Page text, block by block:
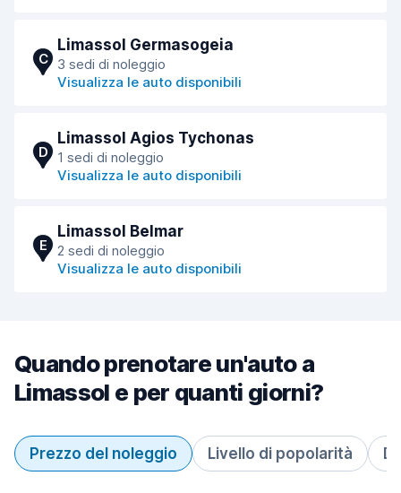
C
Limassol Germasogeia
3 sedi di noleggio
Visualizza le auto disponibili
D
Limassol Agios Tychonas
1 sedi di noleggio
Visualizza le auto disponibili
E
Limassol Belmar
2 sedi di noleggio
Visualizza le auto disponibili
Quando prenotare un'auto a
Limassol e per quanti giorni?
Prezzo del noleggio Livello di popolarità